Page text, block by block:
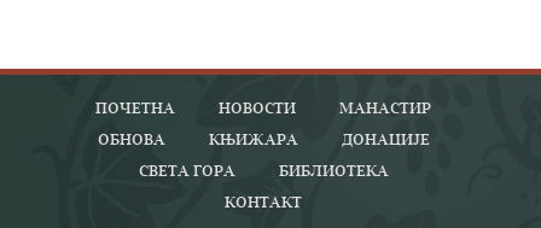
ПОЧЕТНА НОВОСТИ
МАНАСТИР
ОБНОВА
КЊИЖАРА
ДОНАЦИЈЕ
СВЕТА ГОРА
БИБЛИОТЕКА
КОНТАКТ